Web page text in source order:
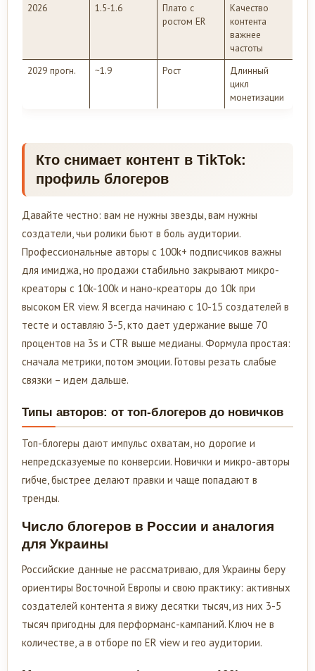
2026
1.5-1.6
Плато с
ростом ER
Качество
контента
важнее
частоты
2029 прогн.
~1.9 Рост
Длинный
цикл
монетизации
Кто снимает контент в TikTok:
профиль блогеров
Давайте честно: вам не нужны звезды, вам нужны
создатели, чьи ролики бьют в боль аудитории.
Профессиональные авторы с 100k+ подписчиков важны
для имиджа, но продажи стабильно закрывают микро-
креаторы с 10k-100k и нано-креаторы до 10k при
высоком ER view. Я всегда начинаю с 10-15 создателей в
тесте и оставляю 3-5, кто дает удержание выше 70
процентов на 3s и CTR выше медианы. Формула простая:
сначала метрики, потом эмоции. Готовы резать слабые
связки – идем дальше.
Типы авторов: от топ-блогеров до новичков
Топ-блогеры дают импульс охватам, но дорогие и
непредсказуемые по конверсии. Новички и микро-авторы
гибче, быстрее делают правки и чаще попадают в
тренды.
Число блогеров в России и аналогия
для Украины
Российские данные не рассматриваю, для Украины беру
ориентиры Восточной Европы и свою практику: активных
создателей контента я вижу десятки тысяч, из них 3-5
тысяч пригодны для перформанс-кампаний. Ключ не в
количестве, а в отборе по ER view и гео аудитории.